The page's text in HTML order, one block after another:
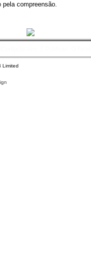
compreensão.
Limited